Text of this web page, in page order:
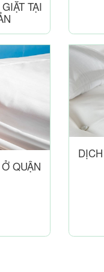
TẠI
QUẬN